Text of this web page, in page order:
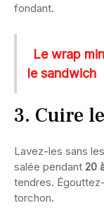
fondant.
Le wrap
le sandwich
3. Cuire
Lavez-les sans
salée pendant 20
tendres.
torchon.